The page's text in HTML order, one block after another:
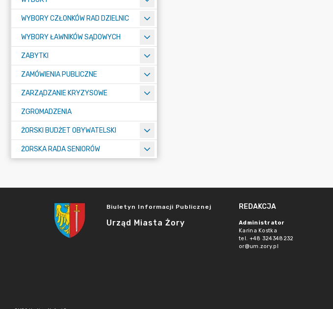
WYBORY CZŁONKÓW RAD DZIELNIC
WYBORY ŁAWNIKÓW SĄDOWYCH
ZABYTKI
ZAMÓWIENIA PUBLICZNE
ZARZĄDZANIE KRYZYSOWE
ZGROMADZENIA
ŻORSKI BUDŻET OBYWATELSKI
ŻORSKA RADA SENIORÓW
Biuletyn Informacji Publicznej
Urząd Miasta Żory
REDAKCJA
Administrator
Karina Kostka
tel. +48 324348232
or@um.zory.pl